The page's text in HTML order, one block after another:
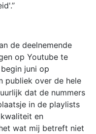
de deelnemende
op Youtube te
juni op
publiek over de hele
dat de nummers
in de playlists
en
wat mij betreft niet